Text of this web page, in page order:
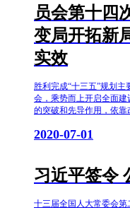
员会第十四
变局开拓新
实效
胜利完成“十三五”规划
会，乘势而上开启全面
的突破和先导作用，依
2020-07-01
习近平签令
十三届全国人大常委会